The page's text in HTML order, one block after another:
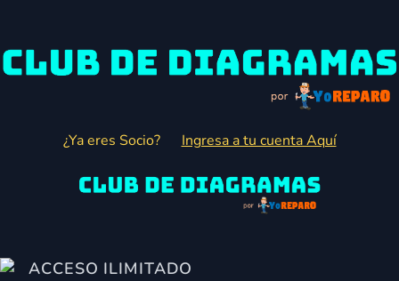
¿Ya eres Socio? Ingresa a tu cuenta Aquí
ACCESO ILIMITADO